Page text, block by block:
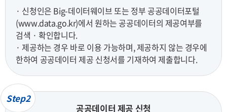
· 신청인은 Big-데이터웨이브 또는 정부 공공데이터포털
(www.data.go.kr)에서 원하는 공공데이터의 제공여부를
검색 · 확인합니다.
· 제공하는 경우 바로 이용 가능하며, 제공하지 않는 경우에
한하여 공공데이터 제공 신청서를 기재하여 제출합니다.
Step2
공공데이터 제공 신청